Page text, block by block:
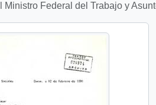
Ministro Federal del Trabajo y